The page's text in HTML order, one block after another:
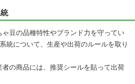
豆の品種特性やブランド力を守ってい
統について、生産や出荷のルールを取り
者の商品には、推奨シールを貼って出荷